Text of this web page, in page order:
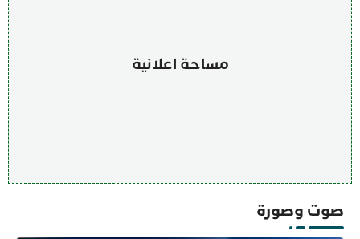
مساحة اعلانية
صوت وصورة